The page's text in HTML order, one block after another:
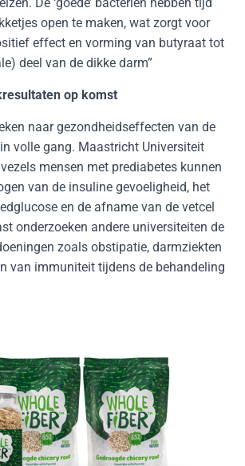
open te maken, wat zorgt voor
effect en vorming van butyraat tot
deel van de dikke darm”
op komst
naar gezondheidseffecten van de
volle gang. Maastricht Universiteit
mensen met prediabetes kunnen
van de insuline gevoeligheid, het
en de afname van de vetcel
onderzoeken andere universiteiten de
zoals obstipatie, darmziekten
van immuniteit tijdens de behandeling